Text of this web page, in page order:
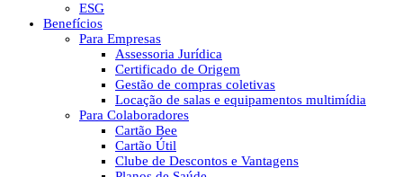
ESG
Benefícios
Para Empresas
Assessoria Jurídica
Certificado de Origem
Gestão de compras coletivas
Locação de salas e equipamentos multimídia
Para Colaboradores
Cartão Bee
Cartão Útil
Clube de Descontos e Vantagens